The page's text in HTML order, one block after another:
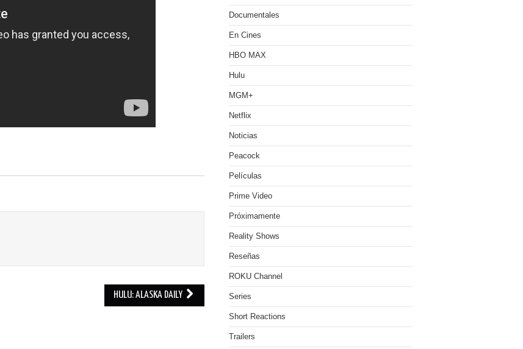
HULU: ALASKA DAILY
Documentales
En Cines
HBO MAX
Hulu
MGM+
Netflix
Noticias
Peacock
Películas
Prime Video
Próximamente
Reality Shows
Reseñas
ROKU Channel
Series
Short Reactions
Trailers